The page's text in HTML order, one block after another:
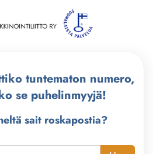
tuntematon numero,
se puhelinmyyjä!
sait roskapostia?